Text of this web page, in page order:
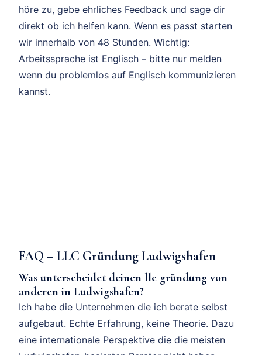
höre zu, gebe ehrliches Feedback und sage dir
direkt ob ich helfen kann. Wenn es passt starten
wir innerhalb von 48 Stunden. Wichtig:
Arbeitssprache ist Englisch – bitte nur melden
wenn du problemlos auf Englisch kommunizieren
kannst.
FAQ – LLC Gründung Ludwigshafen
Was unterscheidet deinen llc gründung von
anderen in Ludwigshafen?
Ich habe die Unternehmen die ich berate selbst
aufgebaut. Echte Erfahrung, keine Theorie. Dazu
eine internationale Perspektive die die meisten